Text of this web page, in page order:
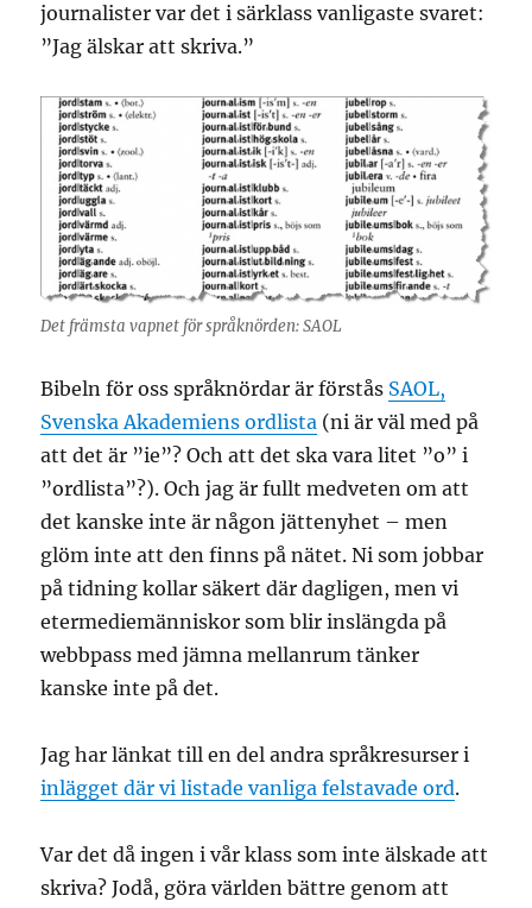
journalister var det i särklass vanligaste svaret:
”Jag älskar att skriva.”
Det främsta vapnet för språknörden: SAOL
Bibeln för oss språknördar är förstås SAOL,
Svenska Akademiens ordlista (ni är väl med på
att det är ”ie”? Och att det ska vara litet ”o” i
”ordlista”?). Och jag är fullt medveten om att
det kanske inte är någon jättenyhet – men
glöm inte att den finns på nätet. Ni som jobbar
på tidning kollar säkert där dagligen, men vi
etermediemänniskor som blir inslängda på
webbpass med jämna mellanrum tänker
kanske inte på det.
Jag har länkat till en del andra språkresurser i
inlägget där vi listade vanliga felstavade ord.
Var det då ingen i vår klass som inte älskade att
skriva? Jodå, göra världen bättre genom att